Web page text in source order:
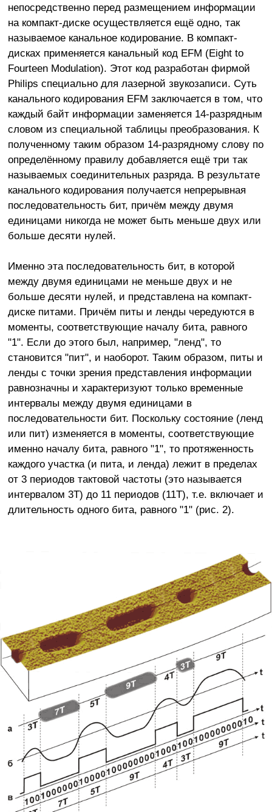
непосредственно перед размещением информации
на компакт-диске осуществляется ещё одно, так
называемое канальное кодирование. В компакт-
дисках применяется канальный код EFM (Eight to
Fourteen Modulation). Этот код разработан фирмой
Philips специально для лазерной звукозаписи. Суть
канального кодирования EFM заключается в том, что
каждый байт информации заменяется 14-разрядным
словом из специальной таблицы преобразования. К
полученному таким образом 14-разрядному слову по
определённому правилу добавляется ещё три так
называемых соединительных разряда. В результате
канального кодирования получается непрерывная
последовательность бит, причём между двумя
единицами никогда не может быть меньше двух или
больше десяти нулей.
Именно эта последовательность бит, в которой
между двумя единицами не меньше двух и не
больше десяти нулей, и представлена на компакт-
диске питами. Причём питы и ленды чередуются в
моменты, соответствующие началу бита, равного
"1". Если до этого был, например, "ленд", то
становится "пит", и наоборот. Таким образом, питы и
ленды с точки зрения представления информации
равнозначны и характеризуют только временные
интервалы между двумя единицами в
последовательности бит. Поскольку состояние (ленд
или пит) изменяется в моменты, соответствующие
именно началу бита, равного "1", то протяженность
каждого участка (и пита, и ленда) лежит в пределах
от 3 периодов тактовой частоты (это называется
интервалом 3Т) до 11 периодов (11Т), т.е. включает и
длительность одного бита, равного "1" (рис. 2).